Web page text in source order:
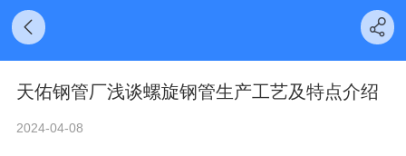
天佑钢管厂浅谈螺旋钢管生产工艺及特点介绍
2024-04-08